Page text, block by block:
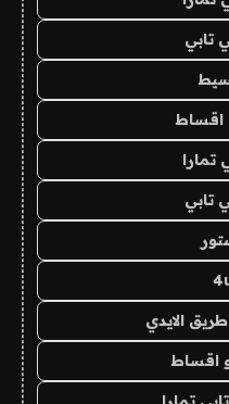
تابي
اقساط
تابي
الايدي
اقساط